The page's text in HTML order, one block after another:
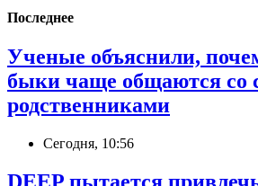
Последнее
Ученые объяснили,
быки чаще общаются со
родственниками
Сегодня, 10:56
DEEP пытается